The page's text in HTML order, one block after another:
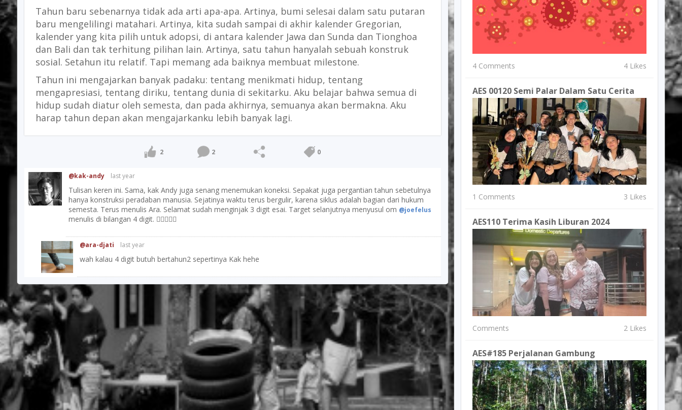
Tahun baru sebenarnya tidak ada arti apa-apa. Artinya, bumi selesai dalam satu putaran
baru mengelilingi matahari. Artinya, kita sudah sampai di akhir kalender Gregorian,
kalender yang kita pilih untuk adopsi, di antara kalender Jawa dan Sunda dan Tionghoa
dan Bali dan tak terhitung pilihan lain. Artinya, satu tahun hanyalah sebuah konstruk
sosial. Setahun itu relatif. Tapi memang ada baiknya membuat milestone.
Tahun ini mengajarkan banyak padaku: tentang menikmati hidup, tentang
mengapresiasi, tentang diriku, tentang dunia di sekitarku. Aku belajar bahwa semua di
hidup sudah diatur oleh semesta, dan pada akhirnya, semuanya akan bermakna. Aku
harap tahun depan akan mengajarkanku lebih banyak lagi.
2 2 0
@kak-andy last year
Tulisan keren ini. Sama, kak Andy juga senang menemukan koneksi. Sepakat juga pergantian tahun sebetulnya
hanya konstruksi peradaban manusia. Sejatinya waktu terus bergulir, karena siklus adalah bagian dari hukum
semesta. Terus menulis Ara. Selamat sudah menginjak 3 digit esai. Target selanjutnya menyusul om @joefelus
menulis di bilangan 4 digit. 👍🏼🙏🏼😎
@ara-djati last year
wah kalau 4 digit butuh bertahun2 sepertinya Kak hehe
4 Comments 4 Likes
AES 00120 Semi Palar Dalam Satu Cerita
1 Comments 3 Likes
AES110 Terima Kasih Liburan 2024
Comments 2 Likes
AES#185 Perjalanan Gambung